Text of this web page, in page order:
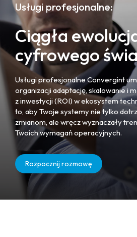
Usługi profesjonalne:
Ciągła
cyfrowego
Usługi profesjonalne Convergint
organizacji adaptację, skalowanie i
z inwestycji (ROI) w ekosystem
to, aby Twoje systemy nie tylko
zmianom, ale wręcz wyznaczały
Twoich wymagań operacyjnych.
Rozpocznij rozmowę